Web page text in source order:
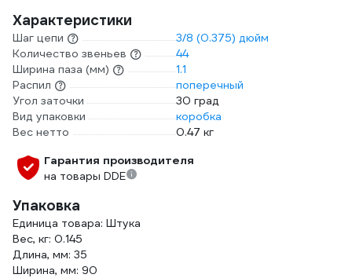
Характеристики
Шаг цепи
3/8 (0.375) дюйм
Количество звеньев
44
Ширина паза (мм)
1.1
Распил
поперечный
Угол заточки
30 град
Вид упаковки
коробка
Вес нетто
0.47 кг
Гарантия производителя
на товары DDE
Упаковка
Единица товара: Штука
Вес, кг: 0.145
Длина, мм: 35
Ширина, мм: 90